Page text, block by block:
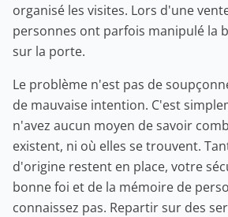
organisé les visites. Lors d'une
personnes ont parfois manipulé la
sur la porte.
Le problème n'est pas de
de mauvaise intention. C'est
n'avez aucun moyen de savoir
existent, ni où elles se trouvent.
d'origine restent en place, votre
bonne foi et de la mémoire de
connaissez pas. Repartir sur des